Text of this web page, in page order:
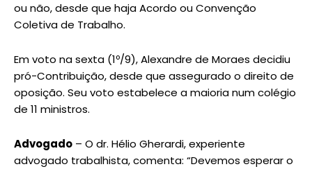
ou não, desde que haja Acordo ou Convenção
Coletiva de Trabalho.
Em voto na sexta (1º/9), Alexandre de Moraes decidiu
pró-Contribuição, desde que assegurado o direito de
oposição. Seu voto estabelece a maioria num colégio
de 11 ministros.
Advogado – O dr. Hélio Gherardi, experiente
advogado trabalhista, comenta: “Devemos esperar o